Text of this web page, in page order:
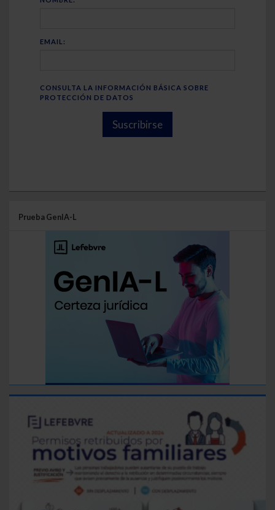
EMAIL:
CONSULTA LA INFORMACIÓN BÁSICA SOBRE
PROTECCIÓN DE DATOS
Suscribirse
Prueba GenIA-L